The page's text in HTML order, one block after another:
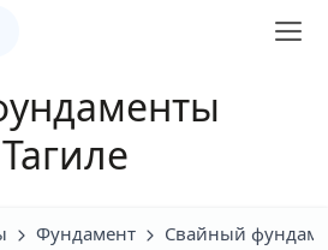
Фундамент Свайный